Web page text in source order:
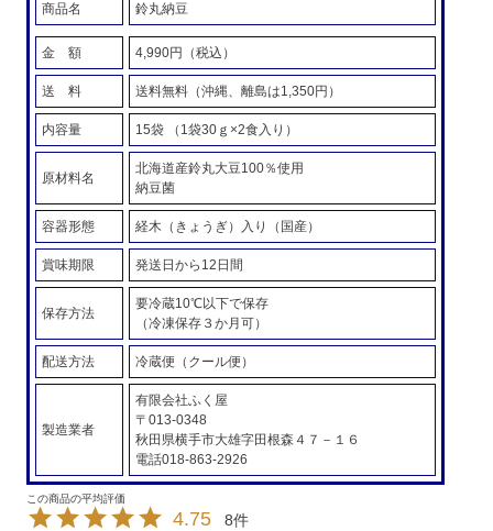
商品名 鈴丸納豆
金 額 4,990円（税込）
送 料 送料無料（沖縄、離島は1,350円）
内容量 15袋 （1袋30ｇ×2食入り）
原材料名
北海道産鈴丸大豆100％使用
納豆菌
容器形態 経木（きょうぎ）入り（国産）
賞味期限 発送日から12日間
保存方法
要冷蔵10℃以下で保存
（冷凍保存３か月可）
配送方法 冷蔵便（クール便）
製造業者
有限会社ふく屋
〒013-0348
秋田県横手市大雄字田根森４７－１６
電話018-863-2926
4.75 8